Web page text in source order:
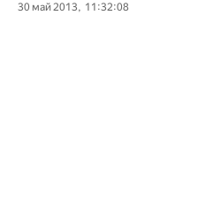
30 май 2013, 11:32:08